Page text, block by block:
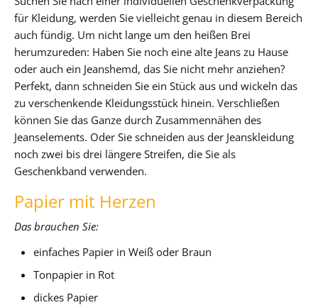
für Kleidung, werden Sie vielleicht genau in diesem Bereich
auch fündig. Um nicht lange um den heißen Brei
herumzureden: Haben Sie noch eine alte Jeans zu Hause
oder auch ein Jeanshemd, das Sie nicht mehr anziehen?
Perfekt, dann schneiden Sie ein Stück aus und wickeln das
zu verschenkende Kleidungsstück hinein. Verschließen
können Sie das Ganze durch Zusammennähen des
Jeanselements. Oder Sie schneiden aus der Jeanskleidung
noch zwei bis drei längere Streifen, die Sie als
Geschenkband verwenden.
Papier mit Herzen
Das brauchen Sie:
einfaches Papier in Weiß oder Braun
Tonpapier in Rot
dickes Papier